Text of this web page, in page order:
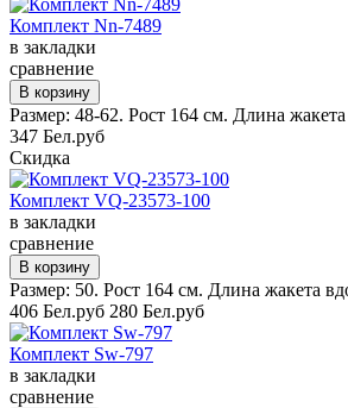
Комплект Nn-7489
в закладки
сравнение
Размер: 48-62. Рост 164 см. Длина
347 Бел.руб
Скидка
Комплект VQ-23573-100
в закладки
сравнение
Размер: 50. Рост 164 см. Длина жакета
406 Бел.руб 280 Бел.руб
Комплект Sw-797
в закладки
сравнение